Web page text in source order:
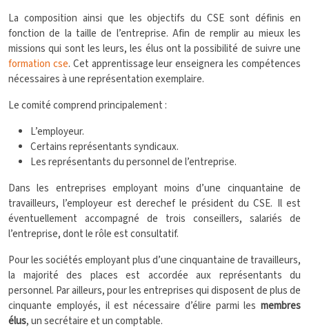
La composition ainsi que les objectifs du CSE sont définis en
fonction de la taille de l’entreprise. Afin de remplir au mieux les
missions qui sont les leurs, les élus ont la possibilité de suivre une
formation cse. Cet apprentissage leur enseignera les compétences
nécessaires à une représentation exemplaire.
Le comité comprend principalement :
L’employeur.
Certains représentants syndicaux.
Les représentants du personnel de l’entreprise.
Dans les entreprises employant moins d’une cinquantaine de
travailleurs, l’employeur est derechef le président du CSE. Il est
éventuellement accompagné de trois conseillers, salariés de
l’entreprise, dont le rôle est consultatif.
Pour les sociétés employant plus d’une cinquantaine de travailleurs,
la majorité des places est accordée aux représentants du
personnel. Par ailleurs, pour les entreprises qui disposent de plus de
cinquante employés, il est nécessaire d’élire parmi les membres
élus, un secrétaire et un comptable.